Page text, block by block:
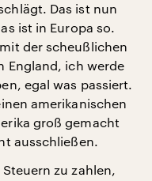
Das ist nun
ist in Europa so.
der scheußlichen
England, ich werde
egal was passiert.
amerikanischen
groß gemacht
ausschließen.
zu zahlen,